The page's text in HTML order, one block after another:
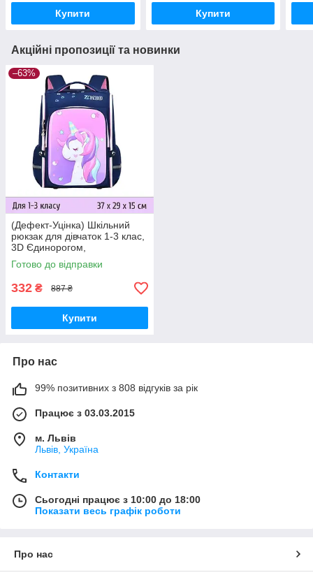
Купити Купити
Акційні пропозиції та новинки
–63%
(Дефект-Уцінка) Шкільний
рюкзак для дівчаток 1-3 клас,
3D Єдинорогом,
ортопедичний ZMbaby 02 —
Синій (072)
Готово до відправки
332 ₴ 887 ₴
Купити
Про нас
99% позитивних з 808 відгуків за рік
Працює з 03.03.2015
м. Львів
Львів, Україна
Контакти
Сьогодні працює з 10:00 до 18:00
Показати весь графік роботи
Про нас